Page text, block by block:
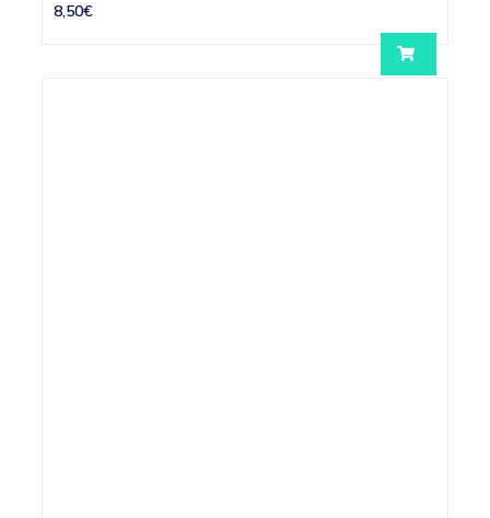
8,50€